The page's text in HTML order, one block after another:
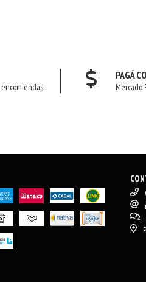
PAGÁ
Mercado